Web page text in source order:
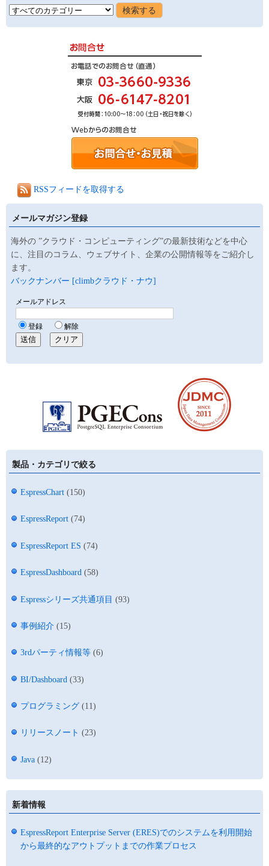
RSSフィードを取得する
メールマガジン登録
海外の ”クラウド・コンピューティング”の最新技術などを中心
に、注目のコラム、ウェブサイト、企業の公開情報等をご紹介し
ます。
バックナンバー [climbクラウド・ナウ]
製品・カテゴリで絞る
EspressChart (150)
EspressReport (74)
EspressReport ES (74)
EspressDashboard (58)
Espressシリーズ共通項目 (93)
事例紹介 (15)
3rdパーティ情報等 (6)
BI/Dashboard (33)
プログラミング (11)
リリースノート (23)
Java (12)
新着情報
EspressReport Enterprise Server (ERES)でのシステムを利用開始
から最終的なアウトプットまでの作業プロセス